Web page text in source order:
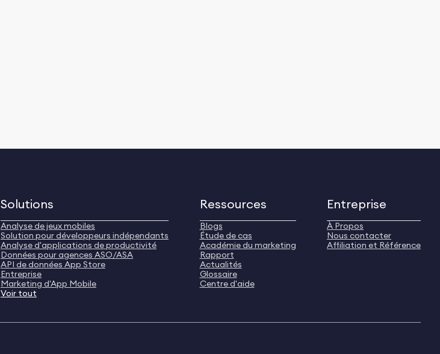
Solutions
Analyse de jeux mobiles
Solution pour développeurs indépendants
Analyse d'applications de productivité
Données pour agences ASO/ASA
API de données App Store
Entreprise
Marketing d'App Mobile
Voir tout
Ressources
Blogs
Étude de cas
Académie du marketing
Rapport
Actualités
Glossaire
Centre d'aide
Entreprise
À Propos
Nous contacter
Affiliation et Référence